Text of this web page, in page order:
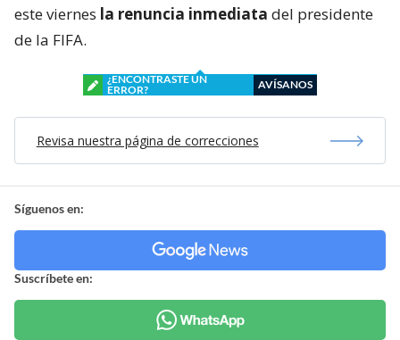
este viernes la renuncia inmediata del presidente
de la FIFA.
¿ENCONTRASTE UN
ERROR?
AVÍSANOS
Revisa nuestra página de correcciones
Síguenos en:
Suscríbete en: